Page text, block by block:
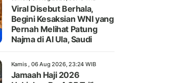
Viral Disebut Berhala,
Begini Kesaksian WNI yang
Pernah Melihat Patung
Najma di Al Ula, Saudi
Kamis , 06 Aug 2026, 23:24 WIB
Jamaah Haji 2026